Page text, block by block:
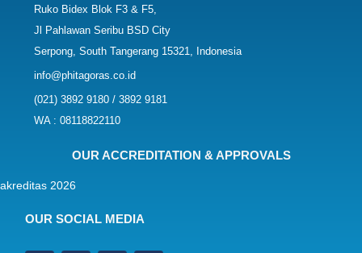
Ruko Bidex Blok F3 & F5,
Jl Pahlawan Seribu BSD City
Serpong, South Tangerang 15321, Indonesia
info@phitagoras.co.id
(021) 3892 9180 / 3892 9181
WA : 08118822110
OUR ACCREDITATION & APPROVALS
OUR SOCIAL MEDIA